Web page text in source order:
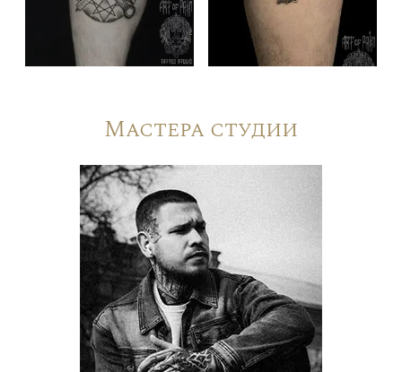
Мастера студии